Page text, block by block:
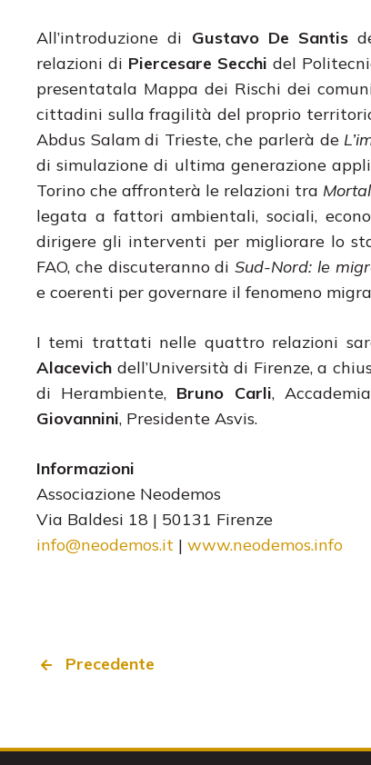
All’introduzione di Gustavo De Santis
relazioni di Piercesare Secchi del
presentatala Mappa dei Rischi dei
cittadini sulla fragilità del proprio
Abdus Salam di Trieste, che parlerà de
di simulazione di ultima generazione
Torino che affronterà le relazioni tra
legata a fattori ambientali, sociali,
dirigere gli interventi per migliorare lo
FAO, che discuteranno diSud-Nord: le
e coerenti per governare il fenomeno
I temi trattati nelle quattro relazioni
Alacevich dell’Università di Firenze, a
di Herambiente, Bruno Carli,
Giovannini, Presidente Asvis.
Informazioni
Associazione Neodemos
Via Baldesi 18 | 50131 Firenze
info@neodemos.it | www.neodemos.info
Precedente